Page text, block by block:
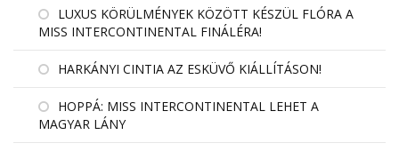
LUXUS KÖRÜLMÉNYEK KÖZÖTT KÉSZÜL FLÓRA A
MISS INTERCONTINENTAL FINÁLÉRA!
HARKÁNYI CINTIA AZ ESKÜVŐ KIÁLLÍTÁSON!
HOPPÁ: MISS INTERCONTINENTAL LEHET A
MAGYAR LÁNY